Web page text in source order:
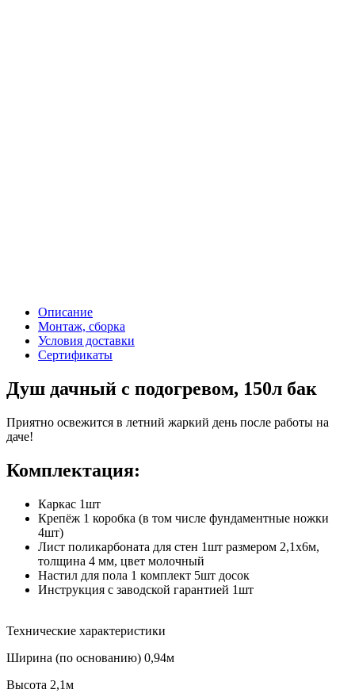
Описание
Монтаж, сборка
Условия доставки
Сертификаты
Душ дачный с подогревом, 150л бак
Приятно освежится в летний жаркий день после работы на
даче!
Комплектация:
Каркас 1шт
Крепёж 1 коробка (в том числе фундаментные ножки
4шт)
Лист поликарбоната для стен 1шт размером 2,1х6м,
толщина 4 мм, цвет молочный
Настил для пола 1 комплект 5шт досок
Инструкция с заводской гарантией 1шт
Технические характеристики
Ширина (по основанию) 0,94м
Высота 2,1м